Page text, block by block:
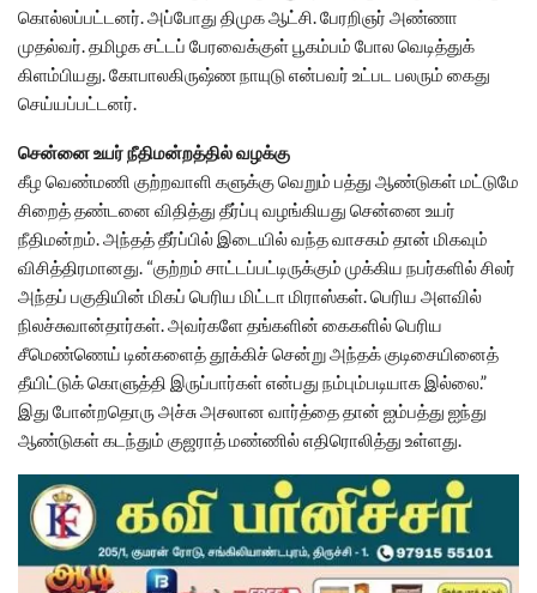
கொல்லப்பட்டனர். அப்போது திமுக ஆட்சி. பேரறிஞர் அண்ணா
முதல்வர். தமிழக சட்டப் பேரவைக்குள் பூகம்பம் போல வெடித்துக்
கிளம்பியது. கோபாலகிருஷ்ண நாயுடு என்பவர் உட்பட பலரும் கைது
செய்யப்பட்டனர்.
சென்னை உயர் நீதிமன்றத்தில் வழக்கு
கீழ வெண்மணி குற்றவாளி களுக்கு வெறும் பத்து ஆண்டுகள் மட்டுமே
சிறைத் தண்டனை விதித்து தீர்ப்பு வழங்கியது சென்னை உயர்
நீதிமன்றம். அந்தத் தீர்ப்பில் இடையில் வந்த வாசகம் தான் மிகவும்
விசித்திரமானது. “குற்றம் சாட்டப்பட்டிருக்கும் முக்கிய நபர்களில் சிலர்
அந்தப் பகுதியின் மிகப் பெரிய மிட்டா மிராஸ்கள். பெரிய அளவில்
நிலச்சுவான்தார்கள். அவர்களே தங்களின் கைகளில் பெரிய
சீமெண்ணெய் டின்களைத் தூக்கிச் சென்று அந்தக் குடிசையினைத்
தீயிட்டுக் கொளுத்தி இருப்பார்கள் என்பது நம்பும்படியாக இல்லை.”
இது போன்றதொரு அச்சு அசலான வார்த்தை தான் ஐம்பத்து ஐந்து
ஆண்டுகள் கடந்தும் குஜராத் மண்ணில் எதிரொலித்து உள்ளது.